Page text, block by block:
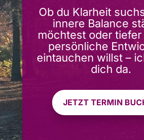
Ob du Klarheit
innere Balance
möchtest oder tiefer
persönliche
eintauchen willst –
dich da.
JETZT TERMIN